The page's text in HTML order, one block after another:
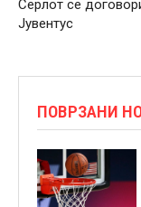
Серлот се
Јувентус
ПОВРЗАНИ